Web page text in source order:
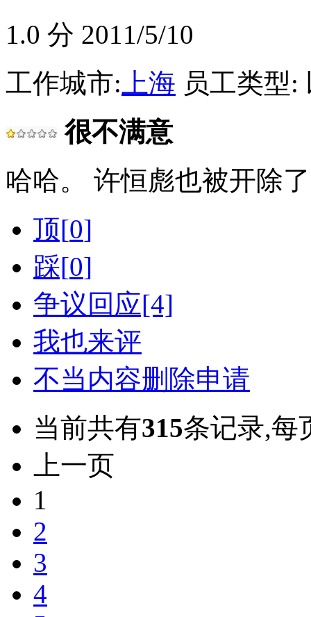
1.0 分 2011/5/10
工作城市: 上海 员工类型:
很不满意
哈哈。 许恒彪也被开除
顶[0]
踩[0]
争议回应[4]
我也来评
不当内容删除申请
当前共有315条记录,每
上一页
1
2
3
4